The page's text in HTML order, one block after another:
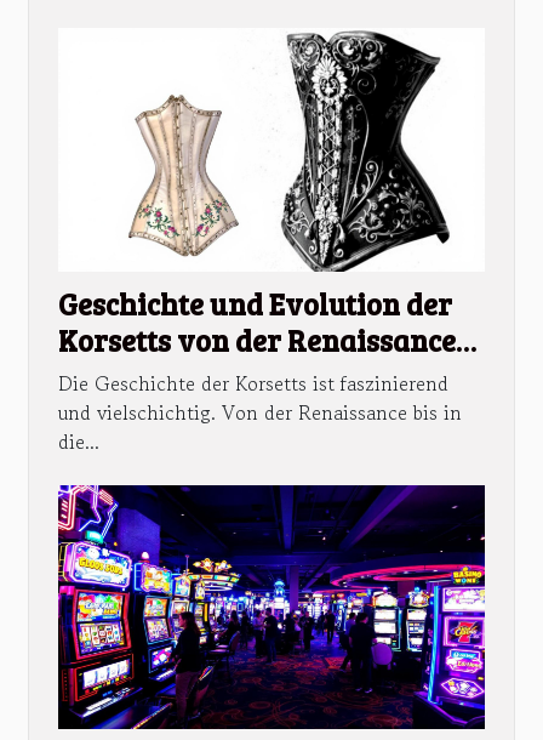
Geschichte und Evolution der
Korsetts von der Renaissance
bis heute
Die Geschichte der Korsetts ist faszinierend
und vielschichtig. Von der Renaissance bis in
die...